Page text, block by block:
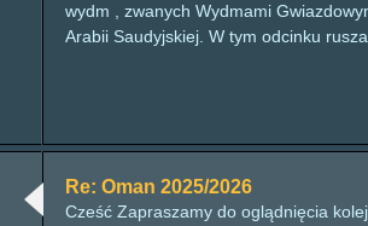
wydm , zwanych Wydmami
Arabii Saudyjskiej. W tym odcinku
Re: Oman 2025/2026
Cześć Zapraszamy do oglądnięcia